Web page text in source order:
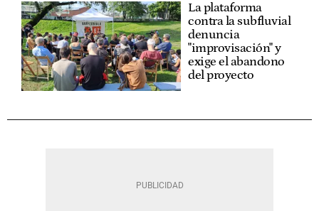
La plataforma
contra la subfluvial
denuncia
"improvisación" y
exige el abandono
del proyecto